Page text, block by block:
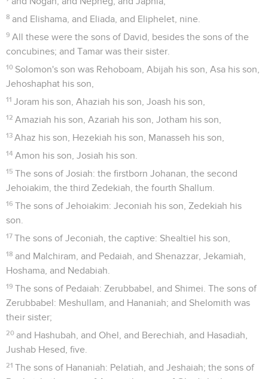
8 and Elishama, and Eliada, and Eliphelet, nine.
9 All these were the sons of David, besides the sons of the
concubines; and Tamar was their sister.
10 Solomon's son was Rehoboam, Abijah his son, Asa his son,
Jehoshaphat his son,
11 Joram his son, Ahaziah his son, Joash his son,
12 Amaziah his son, Azariah his son, Jotham his son,
13 Ahaz his son, Hezekiah his son, Manasseh his son,
14 Amon his son, Josiah his son.
15 The sons of Josiah: the firstborn Johanan, the second
Jehoiakim, the third Zedekiah, the fourth Shallum.
16 The sons of Jehoiakim: Jeconiah his son, Zedekiah his
son.
17 The sons of Jeconiah, the captive: Shealtiel his son,
18 and Malchiram, and Pedaiah, and Shenazzar, Jekamiah,
Hoshama, and Nedabiah.
19 The sons of Pedaiah: Zerubbabel, and Shimei. The sons of
Zerubbabel: Meshullam, and Hananiah; and Shelomith was
their sister;
20 and Hashubah, and Ohel, and Berechiah, and Hasadiah,
Jushab Hesed, five.
21 The sons of Hananiah: Pelatiah, and Jeshaiah; the sons of